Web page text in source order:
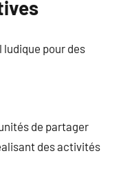
pour des
de partager
des activités